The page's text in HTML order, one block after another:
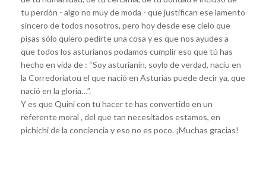
tu perdón - algo no muy de moda - que justifican ese lamento
sincero de todos nosotros, pero hoy desde ese cielo que
pisas sólo quiero pedirte una cosa y es que nos ayudes a
que todos los asturianos podamos cumplir eso que tú has
hecho en vida de : “Soy asturianín, soylo de verdad, nacíu en
la Corredoríatou el que nació en Asturias puede decir ya, que
nació en la gloria…”.
Y es que Quini con tu hacer te has convertido en un
referente moral , del que tan necesitados estamos, en
pichichi de la conciencia y eso no es poco. ¡Muchas gracias!